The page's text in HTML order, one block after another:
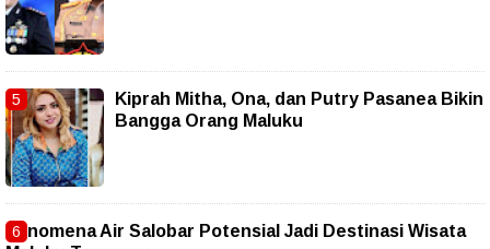
Kiprah Mitha, Ona, dan Putry Pasanea Bikin
Bangga Orang Maluku
Fenomena Air Salobar Potensial Jadi Destinasi Wisata